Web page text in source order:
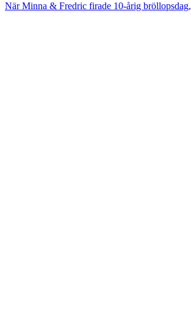
När Minna & Fredric firade 10-årig bröllopsdag,